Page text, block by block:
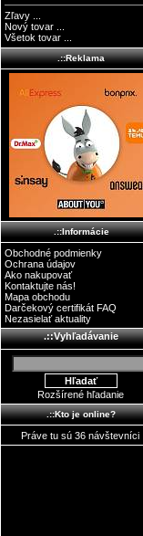
Zľavy ...
Nový tovar ...
Všetok tovar ...
.::Reklama
.::Informácie
Obchodné podmienky
Ochrana údajov
Ako nakupovať
Kontaktujte nás!
Mapa obchodu
Darčekový certifikát FAQ
Nezasielať aktuality
.::Vyhľadávanie
Rozšírené hľadanie
.::Kto je online?
Práve tu sú 36 návštevníci